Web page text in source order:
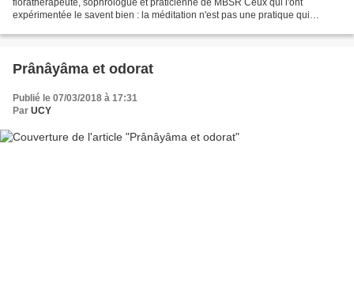
expérimentée le savent bien : la méditation n'est pas une pratique qui
Prânâyâma et odorat
Publié le 07/03/2018 à 17:31
Par UCY